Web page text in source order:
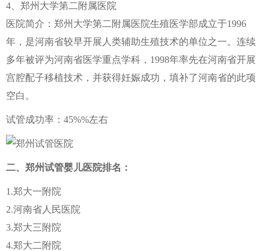
4、郑州大学第二附属医院
医院简介：郑州大学第二附属医院生殖医学部成立于1996
年，是河南省较早开展人类辅助生殖技术的单位之一。连续
多年被评为河南省医学重点学科，1998年率先在河南省开展
宫腔配子移植技术，并获得妊娠成功，填补了河南省的此项
空白。
试管成功率：45%%左右
二、郑州试管婴儿医院排名：
1.郑大一附院
2.河南省人民医院
3.郑大三附院
4.郑大二附院